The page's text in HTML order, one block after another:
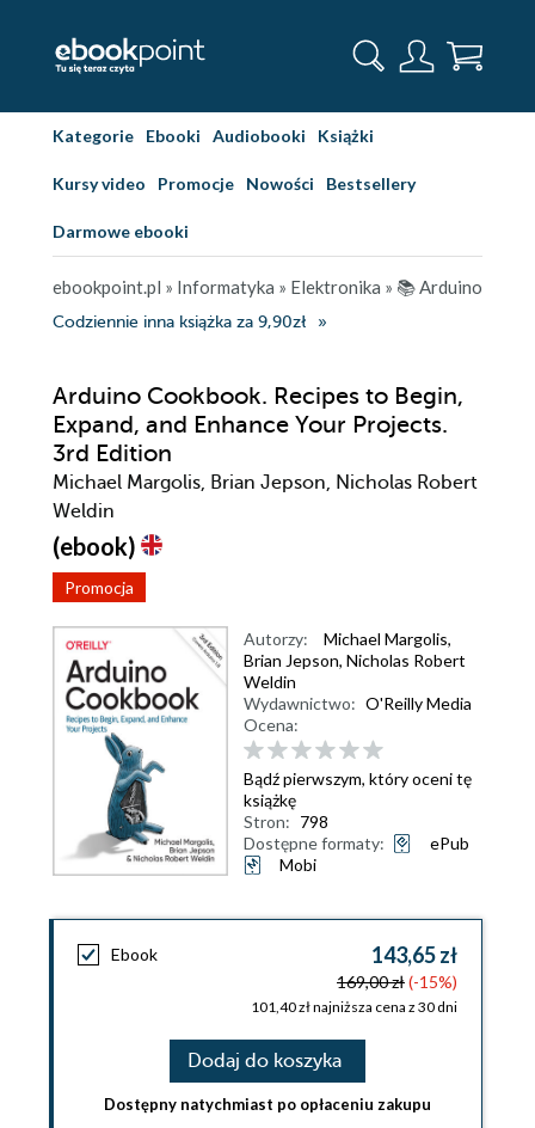
Kategorie Ebooki Audiobooki Książki
Kursy video Promocje Nowości Bestsellery
Darmowe ebooki
ebookpoint.pl » Informatyka » Elektronika » 📚 Arduino
Codziennie inna książka za 9,90zł
Arduino Cookbook. Recipes to Begin,
Expand, and Enhance Your Projects.
3rd Edition
Michael Margolis, Brian Jepson, Nicholas Robert
Weldin
(ebook)
Promocja
Autorzy: Michael Margolis,
Brian Jepson, Nicholas Robert
Weldin
Wydawnictwo: O'Reilly Media
Ocena:
Bądź pierwszym, który oceni tę
książkę
Stron: 798
Dostępne formaty:
ePub
Mobi
Ebook 143,65 zł
169,00 zł(-15%)
101,40 zł najniższa cena z 30 dni
Dodaj do koszyka
Dostępny natychmiast po opłaceniu zakupu